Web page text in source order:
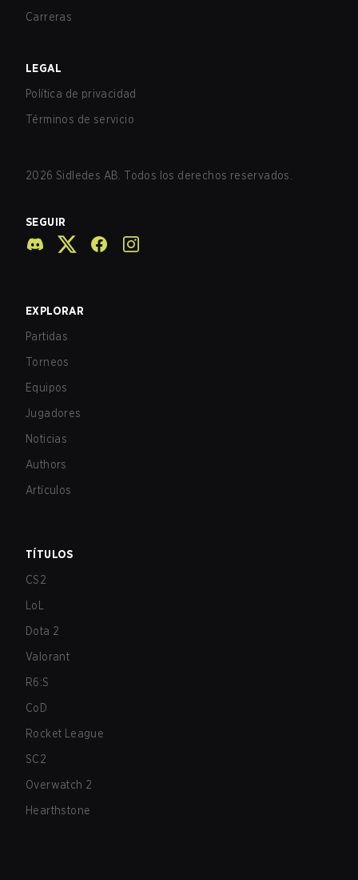
Carreras
LEGAL
Política de privacidad
Términos de servicio
2026 Sidledes AB. Todos los derechos reservados.
SEGUIR
EXPLORAR
Partidas
Torneos
Equipos
Jugadores
Noticias
Authors
Artículos
TÍTULOS
CS2
LoL
Dota 2
Valorant
R6:S
CoD
Rocket League
SC2
Overwatch 2
Hearthstone